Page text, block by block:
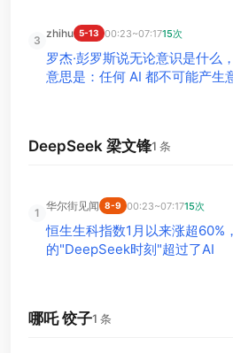
3
zhihu 5-13 00:23~07:1715次
罗杰·彭罗斯说无论意识是什么
意思是：任何 AI 都不可能产生
DeepSeek 梁文锋1 条
1
华尔街见闻 8-9 00:23~07:1715次
恒生生科指数1月以来涨超60%
的"DeepSeek时刻"超过了AI
哪吒 饺子1 条